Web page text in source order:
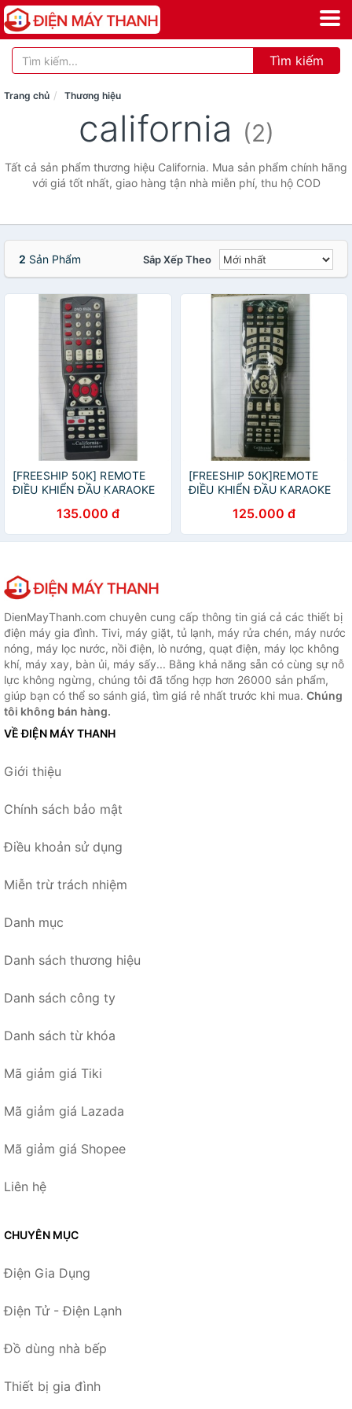
Tìm kiếm
Trang chủ Thương hiệu
california (2)
Tất cả sản phẩm thương hiệu California. Mua sản phẩm chính hãng
với giá tốt nhất, giao hàng tận nhà miễn phí, thu hộ COD
2 Sản Phẩm Sắp Xếp Theo
[FREESHIP 50K] REMOTE
ĐIỀU KHIỂN ĐẦU KARAOKE
135.000 đ
[FREESHIP 50K]REMOTE
ĐIỀU KHIỂN ĐẦU KARAOKE
CHẤT LƯỢNG CAO
125.000 đ
DienMayThanh.com chuyên cung cấp thông tin giá cả các thiết bị
điện máy gia đình. Tivi, máy giặt, tủ lạnh, máy rửa chén, máy nước
nóng, máy lọc nước, nồi điện, lò nướng, quạt điện, máy lọc không
khí, máy xay, bàn ủi, máy sấy... Bằng khả năng sẵn có cùng sự nỗ
lực không ngừng, chúng tôi đã tổng hợp hơn 26000 sản phẩm,
giúp bạn có thể so sánh giá, tìm giá rẻ nhất trước khi mua. Chúng
tôi không bán hàng.
VỀ ĐIỆN MÁY THANH
Giới thiệu
Chính sách bảo mật
Điều khoản sử dụng
Miễn trừ trách nhiệm
Danh mục
Danh sách thương hiệu
Danh sách công ty
Danh sách từ khóa
Mã giảm giá Tiki
Mã giảm giá Lazada
Mã giảm giá Shopee
Liên hệ
CHUYÊN MỤC
Điện Gia Dụng
Điện Tử - Điện Lạnh
Đồ dùng nhà bếp
Thiết bị gia đình